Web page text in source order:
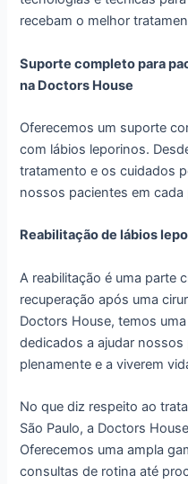
recebam o melhor
Suporte completo para
na Doctors House
Oferecemos um suporte
com lábios leporinos.
tratamento e os cuidados
nossos pacientes em
Reabilitação de lábios
A reabilitação é uma parte
recuperação após uma
Doctors House, temos
dedicados a ajudar nossos
plenamente e a viverem
No que diz respeito ao
São Paulo, a Doctors
Oferecemos uma ampla
consultas de rotina até